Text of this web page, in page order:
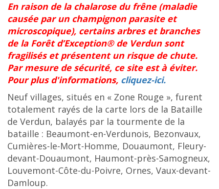
En raison de la chalarose du frêne (maladie
causée par un champignon parasite et
microscopique), certains arbres et branches
de la Forêt d’Exception® de Verdun sont
fragilisés et présentent un risque de chute.
Par mesure de sécurité, ce site est à éviter.
Pour plus d'informations, cliquez-ici.
Neuf villages, situés en « Zone Rouge », furent
totalement rayés de la carte lors de la Bataille
de Verdun, balayés par la tourmente de la
bataille : Beaumont-en-Verdunois, Bezonvaux,
Cumières-le-Mort-Homme, Douaumont, Fleury-
devant-Douaumont, Haumont-près-Samogneux,
Louvemont-Côte-du-Poivre, Ornes, Vaux-devant-
Damloup.